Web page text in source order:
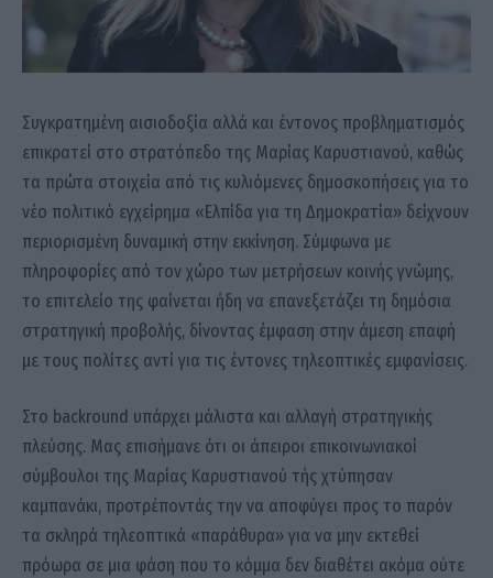
Συγκρατημένη αισιοδοξία αλλά και έντονος προβληματισμός
επικρατεί στο στρατόπεδο της Μαρίας Καρυστιανού, καθώς
τα πρώτα στοιχεία από τις κυλιόμενες δημοσκοπήσεις για το
νέο πολιτικό εγχείρημα «Ελπίδα για τη Δημοκρατία» δείχνουν
περιορισμένη δυναμική στην εκκίνηση. Σύμφωνα με
πληροφορίες από τον χώρο των μετρήσεων κοινής γνώμης,
το επιτελείο της φαίνεται ήδη να επανεξετάζει τη δημόσια
στρατηγική προβολής, δίνοντας έμφαση στην άμεση επαφή
με τους πολίτες αντί για τις έντονες τηλεοπτικές εμφανίσεις.
Στο backround υπάρχει μάλιστα και αλλαγή στρατηγικής
πλεύσης. Μας επισήμανε ότι οι άπειροι επικοινωνιακοί
σύμβουλοι της Μαρίας Καρυστιανού τής χτύπησαν
καμπανάκι, προτρέποντάς την να αποφύγει προς το παρόν
τα σκληρά τηλεοπτικά «παράθυρα» για να μην εκτεθεί
πρόωρα σε μια φάση που το κόμμα δεν διαθέτει ακόμα ούτε